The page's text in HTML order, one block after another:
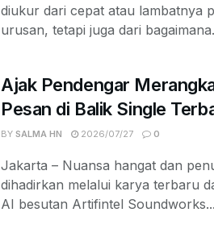
diukur dari cepat atau lambatnya
urusan, tetapi juga dari
Ajak Pendengar
Pesan di Balik Single
BY SALMA HN 2026/07/27 0
Jakarta – Nuansa hangat dan
dihadirkan melalui karya terbaru
AI besutan Artifintel Soundworks...